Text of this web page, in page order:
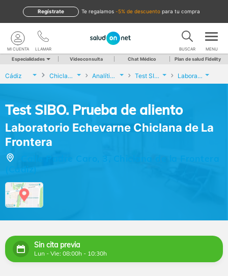
te regalamos -5% de descuento para tu compra
Regístrate
LLAMAR
MI CUENTA BUSCAR MENU
Especialidades Videoconsulta Chat Médico Plan de salud Fidelity
Cádiz Chiclana de la Frontera Analíticas y Genética Test SIBO. Prueba de aliento Laboratorio Echevarne Chiclana de La Frontera
Test SIBO. Prueba de aliento
Laboratorio Echevarne Chiclana de La
Frontera
Calle Padre Caro, 3, Chiclana de la Frontera
Sin cita previa
Lun - Vie: 08:00h - 10:30h